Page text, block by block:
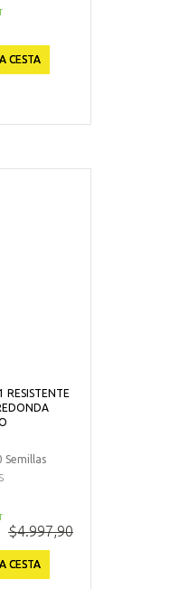
CESTA
RESISTENTE
Semillas
$4.997,90
CESTA